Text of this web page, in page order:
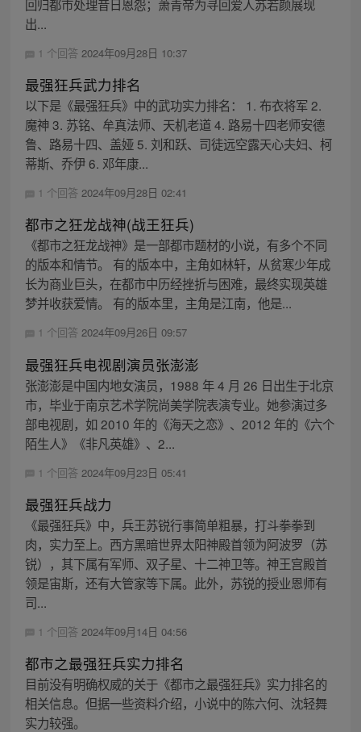
回归都市处理昔日恩怨；萧青帝为寻回爱人苏若颜展现
出...
1 个回答 2024年09月28日 10:37
最强狂兵武力排名
以下是《最强狂兵》中的武功实力排名： 1. 布衣将军 2.
魔神 3. 苏铭、牟真法师、天机老道 4. 路易十四老师安德
鲁、路易十四、盖娅 5. 刘和跃、司徒远空露天心夫妇、柯
蒂斯、乔伊 6. 邓年康...
1 个回答 2024年09月28日 02:41
都市之狂龙战神(战王狂兵)
《都市之狂龙战神》是一部都市题材的小说，有多个不同
的版本和情节。 有的版本中，主角如林轩，从贫寒少年成
长为商业巨头，在都市中历经挫折与困难，最终实现英雄
梦并收获爱情。 有的版本里，主角是江南，他是...
1 个回答 2024年09月26日 09:57
最强狂兵电视剧演员张澎澎
张澎澎是中国内地女演员，1988 年 4 月 26 日出生于北京
市，毕业于南京艺术学院尚美学院表演专业。她参演过多
部电视剧，如 2010 年的《海天之恋》、2012 年的《六个
陌生人》《非凡英雄》、2...
1 个回答 2024年09月23日 05:41
最强狂兵战力
《最强狂兵》中，兵王苏锐行事简单粗暴，打斗拳拳到
肉，实力至上。西方黑暗世界太阳神殿首领为阿波罗（苏
锐），其下属有军师、双子星、十二神卫等。神王宫殿首
领是宙斯，还有大管家等下属。此外，苏锐的授业恩师有
司...
1 个回答 2024年09月14日 04:56
都市之最强狂兵实力排名
目前没有明确权威的关于《都市之最强狂兵》实力排名的
相关信息。但据一些资料介绍，小说中的陈六何、沈轻舞
实力较强。